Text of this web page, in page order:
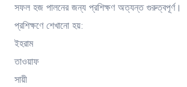
সফল হজ পালনের জন্য প্রশিক্ষণ অত্যন্ত গুরুত্বপূর্ণ।
প্রশিক্ষণে শেখানো হয়:
ইহরাম
তাওয়াফ
সায়ী